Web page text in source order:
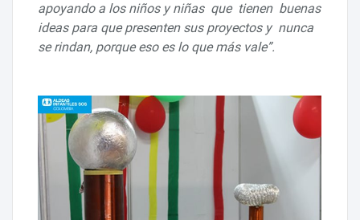
apoyando a los niños y niñas que tienen buenas
ideas para que presenten sus proyectos y nunca
se rindan, porque eso es lo que más vale”.